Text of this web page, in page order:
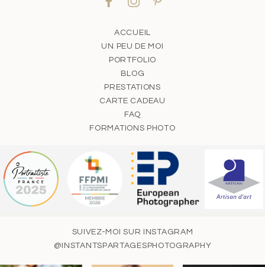
ACCUEIL
UN PEU DE MOI
PORTFOLIO
BLOG
PRESTATIONS
CARTE CADEAU
FAQ
FORMATIONS PHOTO
SUIVEZ-MOI SUR INSTAGRAM
@INSTANTSPARTAGESPHOTOGRAPHY